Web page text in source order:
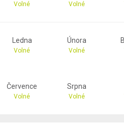
Volné Volné
Ledna
Volné
Února
Volné
Července
Volné
Srpna
Volné